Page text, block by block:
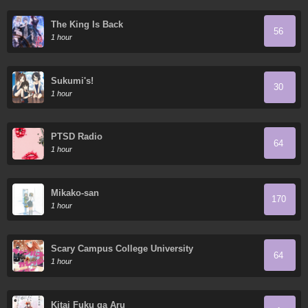
The King Is Back
1 hour
56
Sukumi's!
1 hour
30
PTSD Radio
1 hour
64
Mikako-san
1 hour
170
Scary Campus College University
1 hour
64
Kitai Fuku ga Aru